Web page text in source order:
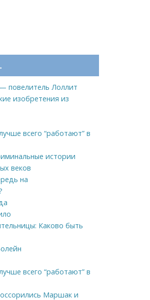
повелитель Лоллит
изобретения из
всего “работают” в
истории
веков
на
Каково быть
всего “работают” в
Маршак и